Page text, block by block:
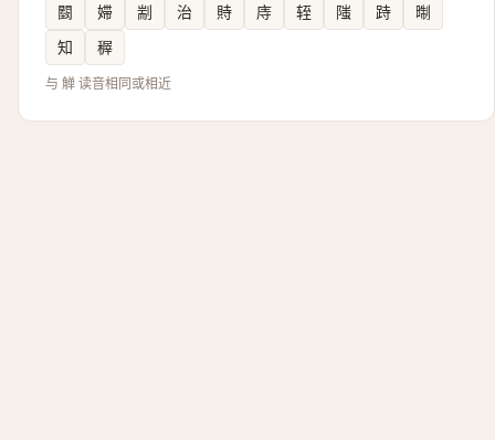
䦯 㛿 剬 治 䝰 庤 轾 䧝 跱
㫼
知
稺
与 觯 读音相同或相近